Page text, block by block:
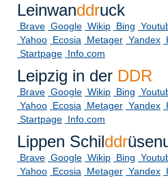
Leinwanddruck
Brave Google Wikip Bing
Yahoo Ecosia Metager Yandex
Startpage Info.com
Leipzig in der DDR
Brave Google Wikip Bing
Yahoo Ecosia Metager Yandex
Startpage Info.com
Lippen Schilddr
Brave Google Wikip Bing
Yahoo Ecosia Metager Yandex